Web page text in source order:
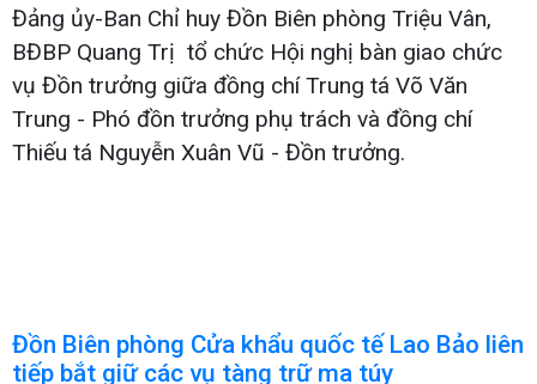
Đảng ủy-Ban Chỉ huy Đồn Biên phòng Triệu Vân,
BĐBP Quang Trị tổ chức Hội nghị bàn giao chức
vụ Đồn trưởng giữa đồng chí Trung tá Võ Văn
Trung - Phó đồn trưởng phụ trách và đồng chí
Thiếu tá Nguyễn Xuân Vũ - Đồn trưởng.
Đồn Biên phòng Cửa khẩu quốc tế Lao Bảo liên
tiếp bắt giữ các vụ tàng trữ ma túy